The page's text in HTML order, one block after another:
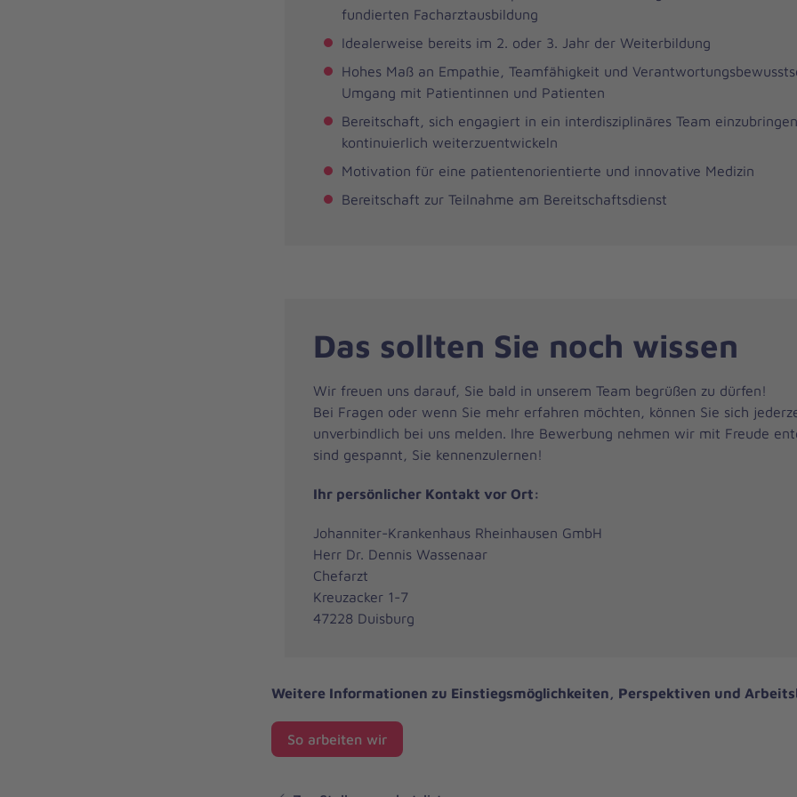
fundierten Facharztausbildung
Idealerweise bereits im 2. oder 3. Jahr der Weiterbildung
Hohes Maß an Empathie, Teamfähigkeit und
Umgang mit Patientinnen und Patienten
Bereitschaft, sich engagiert in ein interdisziplinäres Team
kontinuierlich weiterzuentwickeln
Motivation für eine patientenorientierte und innovative Medizin
Bereitschaft zur Teilnahme am Bereitschaftsdienst
Das sollten Sie noch wissen
Wir freuen uns darauf, Sie bald in unserem Team begrüßen zu dürfen!
Bei Fragen oder wenn Sie mehr erfahren möchten, können Sie sich
unverbindlich bei uns melden. Ihre Bewerbung nehmen wir mit Freude
sind gespannt, Sie kennenzulernen!
Ihr persönlicher Kontakt vor Ort:
Johanniter-Krankenhaus Rheinhausen GmbH
Herr Dr. Dennis Wassenaar
Chefarzt
Kreuzacker 1-7
47228 Duisburg
Weitere Informationen zu Einstiegsmöglichkeiten, Perspektiven und
So arbeiten wir